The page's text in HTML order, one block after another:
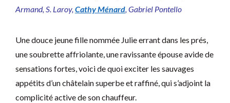
Armand, S. Laroy, Cathy Ménard, Gabriel Pontello
Une douce jeune fille nommée Julie errant dans les prés,
une soubrette affriolante, une ravissante épouse avide de
sensations fortes, voici de quoi exciter les sauvages
appétits d’un châtelain superbe et raffiné, qui s’adjoint la
complicité active de son chauffeur.